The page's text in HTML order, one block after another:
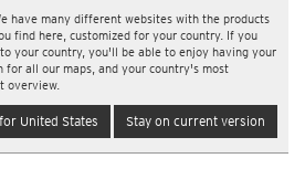
have many different websites with the products
find here, customized for your country. If you
your country, you'll be able to enjoy having your
for all our maps, and your country's most
overview.
United States Stay on current version